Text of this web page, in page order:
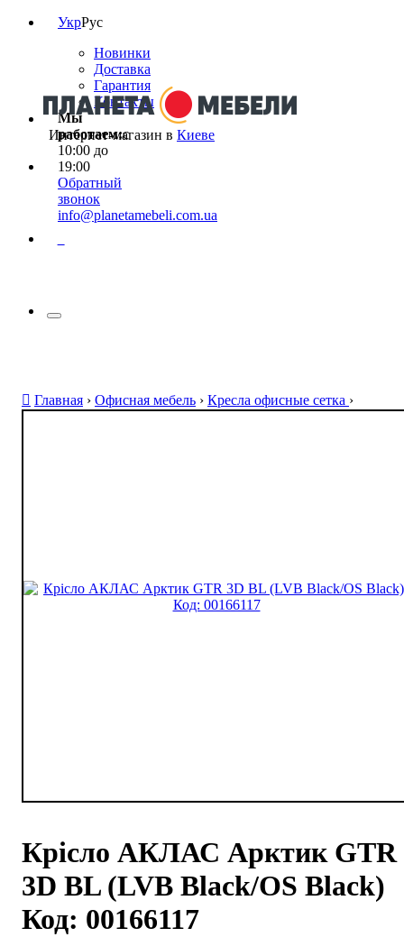
УкрРус
Новинки
Доставка
Гарантия
Контакты
Мы
работаем:с
10:00 до
19:00
Обратный
звонок
info@planetamebeli.com.ua
Интернет-магазин в Киеве
Главная › Офисная мебель › Кресла офисные сетка ›
Крісло АКЛАС Арктик GTR
3D BL (LVB Black/OS Black)
Код: 00166117